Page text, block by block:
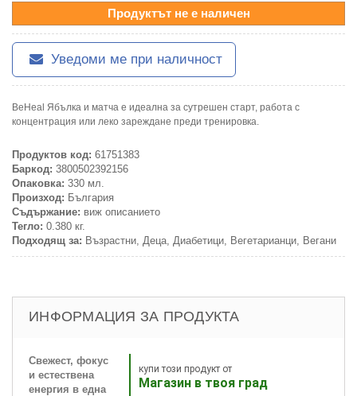
Продуктът не е наличен
Уведоми ме при наличност
BeHeal Ябълка и матча е идеална за сутрешен старт, работа с
концентрация или леко зареждане преди тренировка.
Продуктов код: 61751383
Баркод: 3800502392156
Опаковка: 330 мл.
Произход: България
Съдържание: виж описанието
Тегло: 0.380 кг.
Подходящ за: Възрастни, Деца, Диабетици, Вегетарианци, Вегани
ИНФОРМАЦИЯ ЗА ПРОДУКТА
купи този продукт от
Магазин в твоя град
Свежест, фокус
и естествена
енергия в една